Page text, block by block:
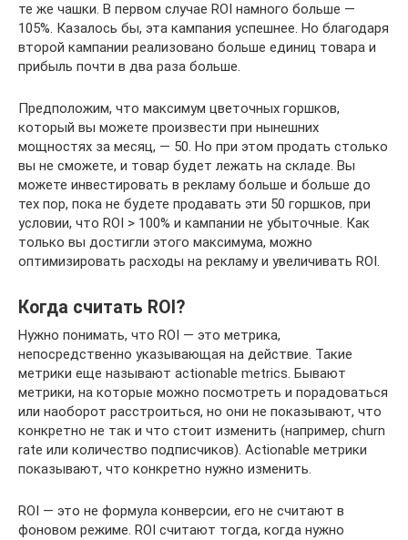
те же чашки. В первом случае ROI намного больше —
105%. Казалось бы, эта кампания успешнее. Но благодаря
второй кампании реализовано больше единиц товара и
прибыль почти в два раза больше.
Предположим, что максимум цветочных горшков,
который вы можете произвести при нынешних
мощностях за месяц, — 50. Но при этом продать столько
вы не сможете, и товар будет лежать на складе. Вы
можете инвестировать в рекламу больше и больше до
тех пор, пока не будете продавать эти 50 горшков, при
условии, что ROI > 100% и кампании не убыточные. Как
только вы достигли этого максимума, можно
оптимизировать расходы на рекламу и увеличивать ROI.
Когда считать ROI?
Нужно понимать, что ROI — это метрика,
непосредственно указывающая на действие. Такие
метрики еще называют actionable metrics. Бывают
метрики, на которые можно посмотреть и порадоваться
или наоборот расстроиться, но они не показывают, что
конкретно не так и что стоит изменить (например, churn
rate или количество подписчиков). Actionable метрики
показывают, что конкретно нужно изменить.
ROI — это не формула конверсии, его не считают в
фоновом режиме. ROI считают тогда, когда нужно